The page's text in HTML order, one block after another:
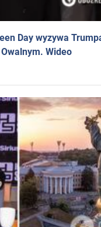
Day wyzywa
Wideo